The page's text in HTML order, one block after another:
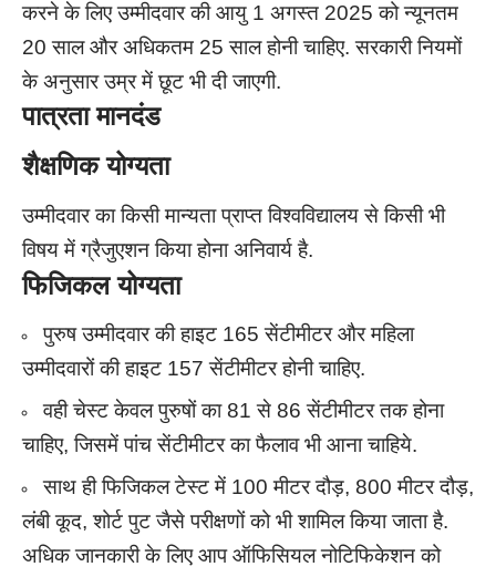
करने के लिए उम्मीदवार की आयु 1 अगस्त 2025 को न्यूनतम
20 साल और अधिकतम 25 साल होनी चाहिए. सरकारी नियमों
के अनुसार उम्र में छूट भी दी जाएगी.
पात्रता मानदंड
शैक्षणिक योग्यता
उम्मीदवार का किसी मान्यता प्राप्त विश्वविद्यालय से किसी भी
विषय में ग्रैजुएशन किया होना अनिवार्य है.
फिजिकल योग्यता
पुरुष उम्मीदवार की हाइट 165 सेंटीमीटर और महिला
उम्मीदवारों की हाइट 157 सेंटीमीटर होनी चाहिए.
वही चेस्ट केवल पुरुषों का 81 से 86 सेंटीमीटर तक होना
चाहिए, जिसमें पांच सेंटीमीटर का फैलाव भी आना चाहिये.
साथ ही फिजिकल टेस्ट में 100 मीटर दौड़, 800 मीटर दौड़,
लंबी कूद, शोर्ट पुट जैसे परीक्षणों को भी शामिल किया जाता है.
अधिक जानकारी के लिए आप ऑफिसियल नोटिफिकेशन को